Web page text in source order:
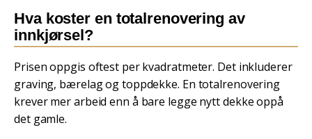
Hva koster en totalrenovering av
innkjørsel?
Prisen oppgis oftest per kvadratmeter. Det inkluderer
graving, bærelag og toppdekke. En totalrenovering
krever mer arbeid enn å bare legge nytt dekke oppå
det gamle.